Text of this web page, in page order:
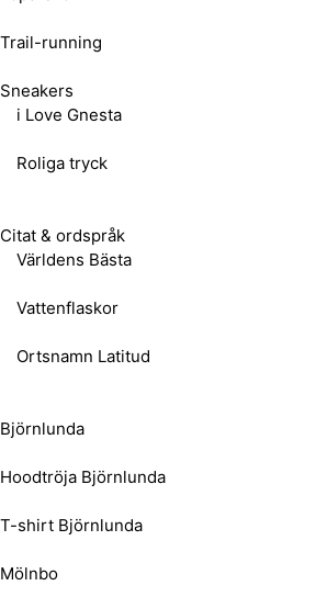
Trail-running
Sneakers
i Love Gnesta
Roliga tryck
Citat & ordspråk
Världens Bästa
Vattenflaskor
Ortsnamn Latitud
Björnlunda
Hoodtröja Björnlunda
T-shirt Björnlunda
Mölnbo